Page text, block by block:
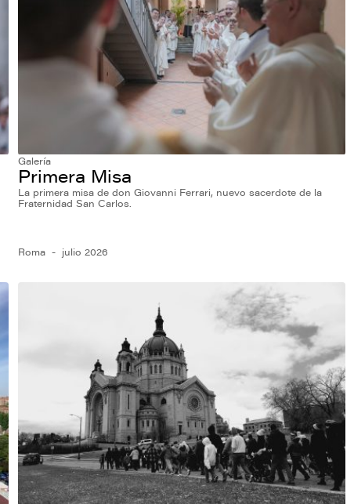
Galería
Primera Misa
La primera misa de don Giovanni Ferrari, nuevo sacerdote de la
Fraternidad San Carlos.
Roma julio 2026